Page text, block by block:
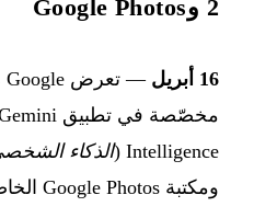
2 وGoogle Photos
16 أبريل
Intelligence ( الذكاء
ومكتبة Google Photos الخاصة بالمستخدم.